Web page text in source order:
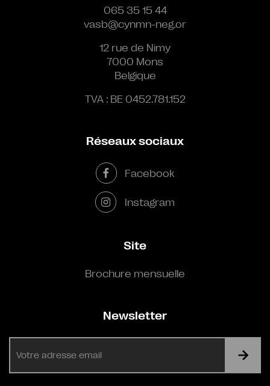
065 35 15 44
vasb@cynmn-neg.or
12 rue de Nimy
7000 Mons
Belgique
TVA : BE 0452.781.152
Réseaux sociaux
Facebook
Instagram
Site
Brochure mensuelle
Newsletter